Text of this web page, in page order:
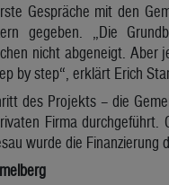
Gespräche mit den
gegeben. „Die
nicht abgeneigt. Aber
by step“, erklärt Erich
des Projekts – die
Firma
wurde die Finanzierung